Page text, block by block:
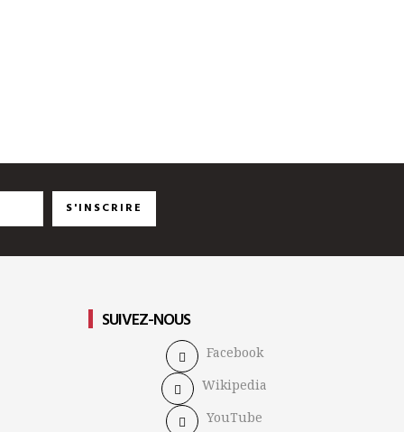
S'INSCRIRE
SUIVEZ-NOUS
Facebook
Wikipedia
YouTube